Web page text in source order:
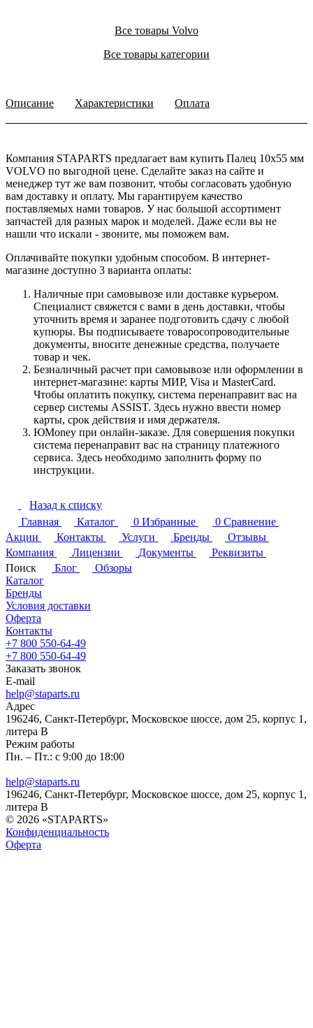
Все товары Volvo
Все товары категории
Описание Характеристики Оплата
Компания STAPARTS предлагает вам купить Палец 10х55 мм
VOLVO по выгодной цене. Сделайте заказ на сайте и
менеджер тут же вам позвонит, чтобы согласовать удобную
вам доставку и оплату. Мы гарантируем качество
поставляемых нами товаров. У нас большой ассортимент
запчастей для разных марок и моделей. Даже если вы не
нашли что искали - звоните, мы поможем вам.
Оплачивайте покупки удобным способом. В интернет-
магазине доступно 3 варианта оплаты:
Наличные при самовывозе или доставке курьером.
Специалист свяжется с вами в день доставки, чтобы
уточнить время и заранее подготовить сдачу с любой
купюры. Вы подписываете товаросопроводительные
документы, вносите денежные средства, получаете
товар и чек.
Безналичный расчет при самовывозе или оформлении в
интернет-магазине: карты МИР, Visa и MasterCard.
Чтобы оплатить покупку, система перенаправит вас на
сервер системы ASSIST. Здесь нужно ввести номер
карты, срок действия и имя держателя.
ЮMoney при онлайн-заказе. Для совершения покупки
система перенаправит вас на страницу платежного
сервиса. Здесь необходимо заполнить форму по
инструкции.
Назад к списку
Главная
Каталог 0 Избранные 0 Сравнение
Акции
Контакты Услуги Бренды
Отзывы
Компания
Лицензии Документы
Реквизиты
Поиск
Блог
Обзоры
Каталог
Бренды
Условия доставки
Оферта
Контакты
+7 800 550-64-49
+7 800 550-64-49
Заказать звонок
E-mail
help@staparts.ru
Адрес
196246, Санкт-Петербург, Московское шоссе, дом 25, корпус 1,
литера В
Режим работы
Пн. – Пт.: с 9:00 до 18:00
help@staparts.ru
196246, Санкт-Петербург, Московское шоссе, дом 25, корпус 1,
литера В
© 2026 «STAPARTS»
Конфиденциальность
Оферта